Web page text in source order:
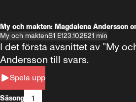
My och makten: Magdalena Andersson
My och maktenS1 E123.10.2521 min
Spela upp
I det första avsnittet av ”My
Andersson till svars.
Säsong 1